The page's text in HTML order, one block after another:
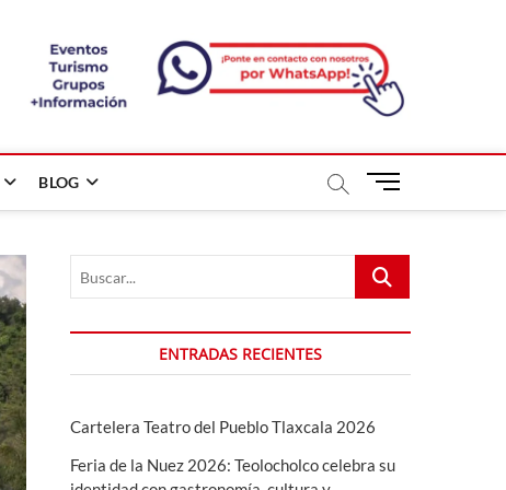
BLOG
B
ó
n
d
e
Buscar...
ENTRADAS RECIENTES
Cartelera Teatro del Pueblo Tlaxcala 2026
Feria de la Nuez 2026: Teolocholco celebra su